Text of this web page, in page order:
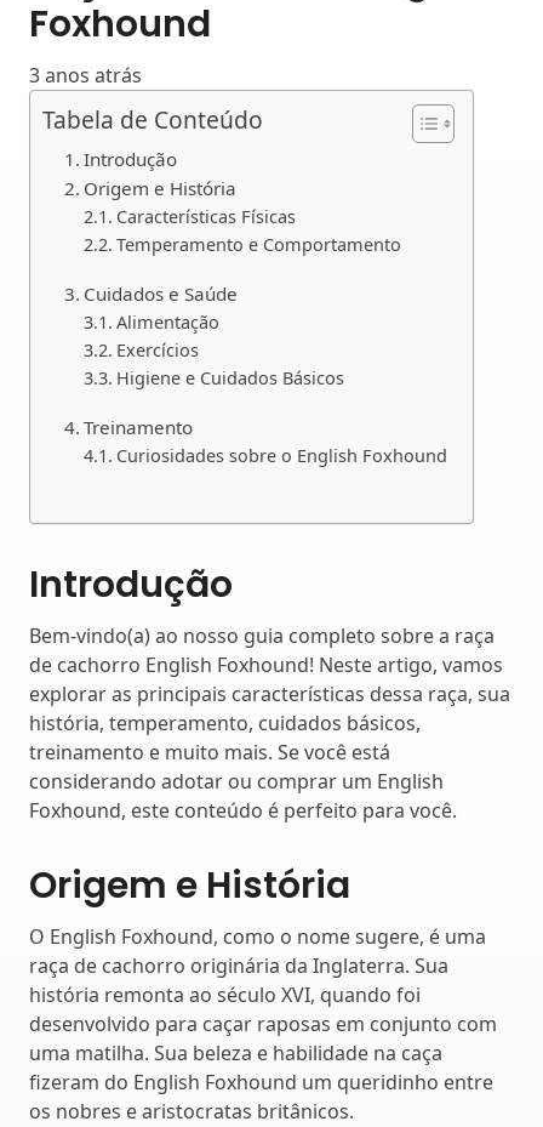
Foxhound
3 anos atrás
Tabela de Conteúdo
Introdução
Origem e História
Características Físicas
Temperamento e Comportamento
Cuidados e Saúde
Alimentação
Exercícios
Higiene e Cuidados Básicos
Treinamento
Curiosidades sobre o English Foxhound
Introdução
Bem-vindo(a) ao nosso guia completo sobre a raça
de cachorro English Foxhound! Neste artigo, vamos
explorar as principais características dessa raça, sua
história, temperamento, cuidados básicos,
treinamento e muito mais. Se você está
considerando adotar ou comprar um English
Foxhound, este conteúdo é perfeito para você.
Origem e História
O English Foxhound, como o nome sugere, é uma
raça de cachorro originária da Inglaterra. Sua
história remonta ao século XVI, quando foi
desenvolvido para caçar raposas em conjunto com
uma matilha. Sua beleza e habilidade na caça
fizeram do English Foxhound um queridinho entre
os nobres e aristocratas britânicos.